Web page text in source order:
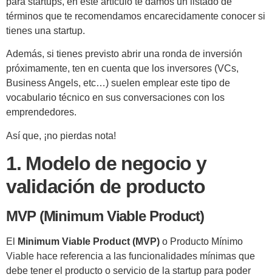
términos que te recomendamos encarecidamente conocer si
tienes una startup.
Además, si tienes previsto abrir una ronda de inversión
próximamente, ten en cuenta que los inversores (VCs,
Business Angels, etc…) suelen emplear este tipo de
vocabulario técnico en sus conversaciones con los
emprendedores.
Así que, ¡no pierdas nota!
1. Modelo de negocio y
validación de producto
MVP (Minimum Viable Product)
El Minimum Viable Product (MVP) o Producto Mínimo
Viable hace referencia a las funcionalidades mínimas que
debe tener el producto o servicio de la startup para poder